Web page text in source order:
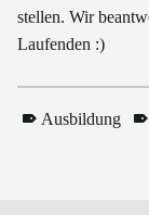
stellen. Wir
Laufenden :)
Ausbildung